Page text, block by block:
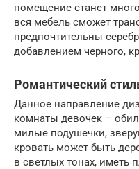
помещение станет
вся мебель сможет
предпочтительны
добавлением черного,
Романтический
Данное направление
комнаты девочек –
милые подушечки,
кровать может быть
в светлых тонах, иметь